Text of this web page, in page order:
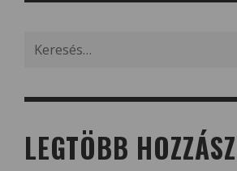
LEGTÖBB